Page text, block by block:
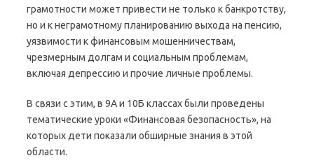
грамотности может привести не только к банкротству,
но и к неграмотному планированию выхода на пенсию,
уязвимости к финансовым мошенничествам,
чрезмерным долгам и социальным проблемам,
включая депрессию и прочие личные проблемы.
В связи с этим, в 9А и 10Б классах были проведены
тематические уроки «Финансовая безопасность», на
которых дети показали обширные знания в этой
области.